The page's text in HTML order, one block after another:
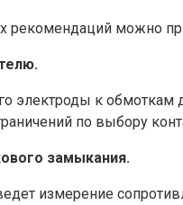
можно
к обмоткам
по выбору
замыкания.
измерение